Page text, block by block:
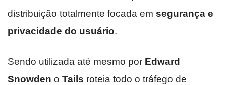
distribuição totalmente focada em segurança e
privacidade do usuário.
Sendo utilizada até mesmo por Edward
Snowden o Tails roteia todo o tráfego de